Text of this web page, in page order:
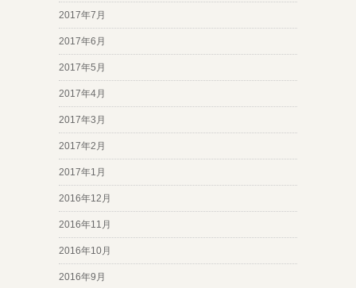
2017年7月
2017年6月
2017年5月
2017年4月
2017年3月
2017年2月
2017年1月
2016年12月
2016年11月
2016年10月
2016年9月